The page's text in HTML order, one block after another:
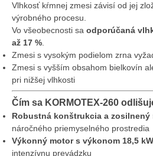
Vlhkosť kŕmnej zmesi závisí od jej
výrobného procesu.
Vo všeobecnosti sa odporúčaná
až 17 %
Zmesi s vysokým podielom zrna
Zmesi s vyšším obsahom bielkovín
pri nižšej vlhkosti
Čím sa KORMOTEX-260
Robustná konštrukcia a zosilnený
náročného priemyselného prostredia
Výkonný motor s výkonom 18,5 kW
intenzívnu prevádzku